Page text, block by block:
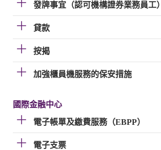
發牌事宜（認可機構證券業務員工）
貸款
按揭
加強櫃員機服務的保安措施
國際金融中心
電子帳單及繳費服務（EBPP）
電子支票